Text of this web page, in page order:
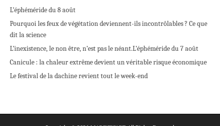
L’éphéméride du 8 août
Pourquoi les feux de végétation deviennent-ils incontrôlables ? Ce que
dit la science
L’inexistence, le non être, n’est pas le néant.L’éphéméride du 7 août
Canicule : la chaleur extrême devient un véritable risque économique
Le festival de la dachine revient tout le week-end